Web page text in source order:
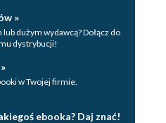
»
lub dużym wydawcą? Dołącz do
dystrybucji!
w Twojej firmie.
ebooka? Daj znać!